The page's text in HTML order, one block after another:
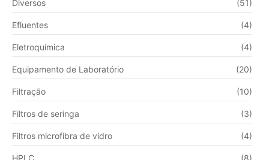
Diversos (51)
Efluentes (4)
Eletroquímica (4)
Equipamento de Laboratório (20)
Filtração (10)
Filtros de seringa (3)
Filtros microfibra de vidro (4)
HPLC (8)